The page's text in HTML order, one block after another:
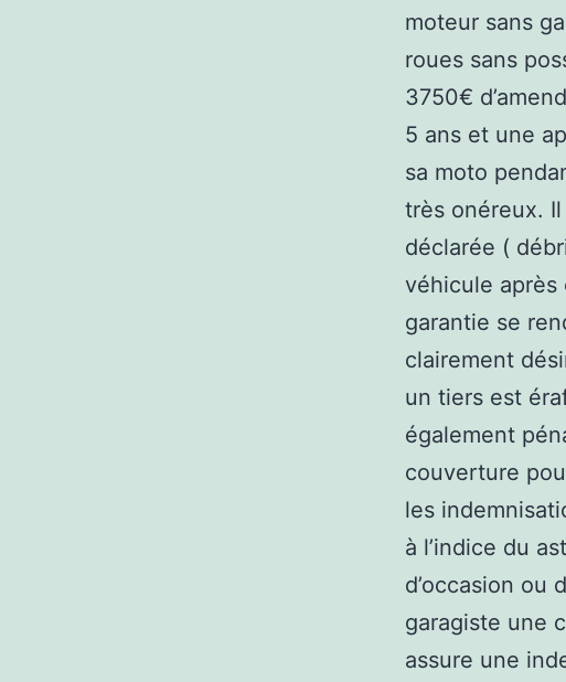
moteur sans
roues sans
3750€
5 ans et une
sa moto
très onéreux.
déclarée (
véhicule après
garantie se
clairement
un tiers est
également
couverture
les
à l’indice du
d’occasion ou
garagiste une
assure une